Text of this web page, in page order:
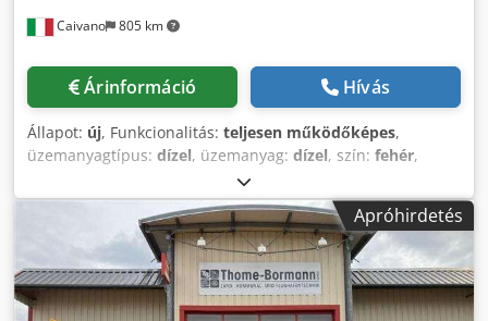
Caivano 805 km
Árinformáció Hívás
Állapot: új, Funkcionalitás: teljesen működőképes,
üzemanyagtípus: dízel, üzemanyag: dízel, szín: fehér,
, Felszereltség:
légkondicionálás, légzsák, navigációs rendszer, Iveco T-
Way 540 “Andreoli” billenőplatós tartálykocsi 20 m³ Új,
forgalomba helyezésre vár - Légkondicionáló - Napellenző -
Fűtött és motoros visszapillantó tükrök - Légrugós
vezetőülés - Narancssárga forgólámpák - Fűtött AdBlue
tartály - DAB autórádió - 12 fokozatú automata váltó
Apróhirdetés